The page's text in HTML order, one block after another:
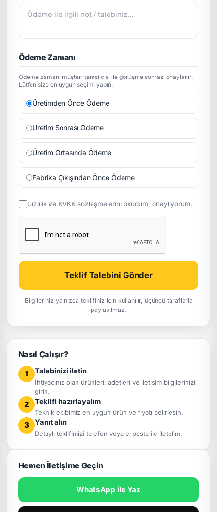
Ödeme Zamanı
Ödeme zamanı müşteri temsilcisi ile görüşme sonrası onaylanır.
Lütfen size en uygun seçimi yapın.
Üretimden Önce Ödeme
Üretim Sonrası Ödeme
Üretim Ortasında Ödeme
Fabrika Çıkışından Önce Ödeme
Gizlilik ve KVKK sözleşmelerini okudum, onaylıyorum.
Teklif Talebini Gönder
Bilgileriniz yalnızca teklifiniz için kullanılır, üçüncü taraflarla
paylaşılmaz.
Nasıl Çalışır?
1 Talebinizi iletin
İhtiyacınız olan ürünleri, adetleri ve iletişim bilgilerinizi
girin.
2 Teklifi hazırlayalım
Teknik ekibimiz en uygun ürün ve fiyatı belirlesin.
3 Yanıt alın
Detaylı teklifimizi telefon veya e-posta ile iletelim.
Hemen İletişime Geçin
WhatsApp ile Yaz